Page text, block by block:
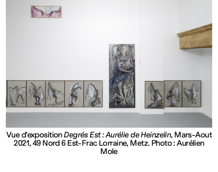
gratuite
Mar – Ven
: 14h – 18h
Sam – Dim
: 11h – 19h
Vue d’exposition Degrés Est : Aurélie de Heinzelin, Mars-Aout
2021, 49 Nord 6 Est-Frac Lorraine, Metz. Photo : Aurélien
Mole